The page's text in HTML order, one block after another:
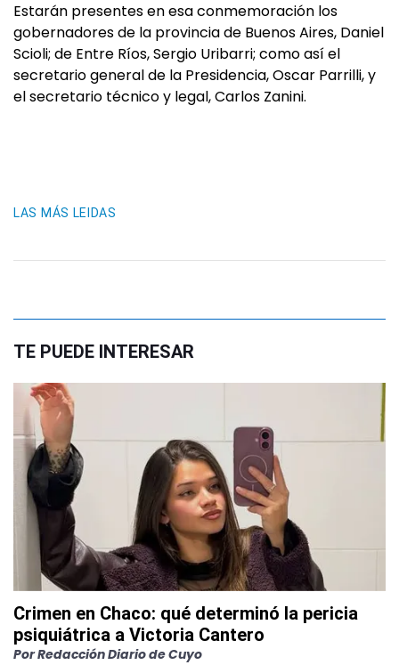
Estarán presentes en esa conmemoración los
gobernadores de la provincia de Buenos Aires, Daniel
Scioli; de Entre Ríos, Sergio Uribarri; como así el
secretario general de la Presidencia, Oscar Parrilli, y
el secretario técnico y legal, Carlos Zanini.
LAS MÁS LEIDAS
TE PUEDE INTERESAR
Crimen en Chaco: qué determinó la pericia
psiquiátrica a Victoria Cantero
PorRedacción Diario de Cuyo